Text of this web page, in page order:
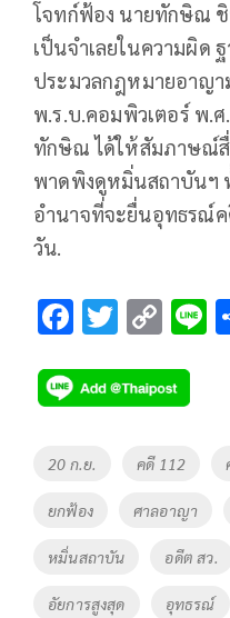
โจทก์ฟ้อง นายทักษิณ
เป็นจำเลยในความผิด
ประมวลกฎหมายอาญา
พ.ร.บ.คอมพิวเตอร์ พ.
ทักษิณ ได้ให้สัมภาษณ์สื่
พาดพิงดูหมิ่นสถาบันฯ
อำนาจที่จะยื่นอุทธรณ์ค
วัน.
F
e
b
o
o
k
T
tt
er
C
p
y
Li
k
Tags
20 ก.ย. คดี 112
ยกฟ้อง ศาลอาญา
หมิ่นสถาบัน อดีต สว.
อัยการสูงสุด อุทธรณ์